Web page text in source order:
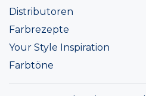
Distributoren
Farbrezepte
Your Style Inspiration
Farbtöne